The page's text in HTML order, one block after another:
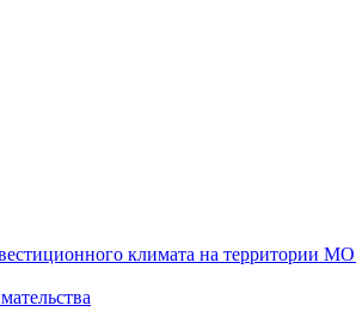
климата на территории